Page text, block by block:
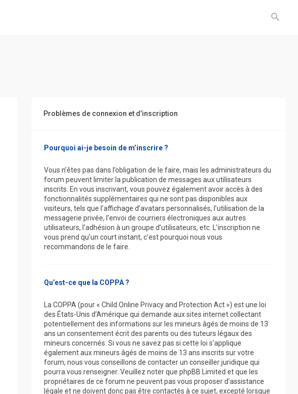
Problèmes de connexion et d’inscription
Pourquoi ai-je besoin de m’inscrire ?
Vous n’êtes pas dans l’obligation de le faire, mais les administrateurs du
forum peuvent limiter la publication de messages aux utilisateurs
inscrits. En vous inscrivant, vous pouvez également avoir accès à des
fonctionnalités supplémentaires qui ne sont pas disponibles aux
visiteurs, tels que l’affichage d’avatars personnalisés, l’utilisation de la
messagerie privée, l’envoi de courriers électroniques aux autres
utilisateurs, l’adhésion à un groupe d’utilisateurs, etc. L’inscription ne
vous prend qu’un court instant, c’est pourquoi nous vous
recommandons de le faire.
Qu’est-ce que la COPPA ?
La COPPA (pour « Child Online Privacy and Protection Act ») est une loi
des États-Unis d’Amérique qui demande aux sites internet collectant
potentiellement des informations sur les mineurs âgés de moins de 13
ans un consentement écrit des parents ou des tuteurs légaux des
mineurs concernés. Si vous ne savez pas si cette loi s’applique
également aux mineurs âgés de moins de 13 ans inscrits sur votre
forum, nous vous conseillons de contacter un conseiller juridique qui
pourra vous renseigner. Veuillez noter que phpBB Limited et que les
propriétaires de ce forum ne peuvent pas vous proposer d’assistance
légale et ne doivent donc pas être contactés à ce sujet, excepté lorsque